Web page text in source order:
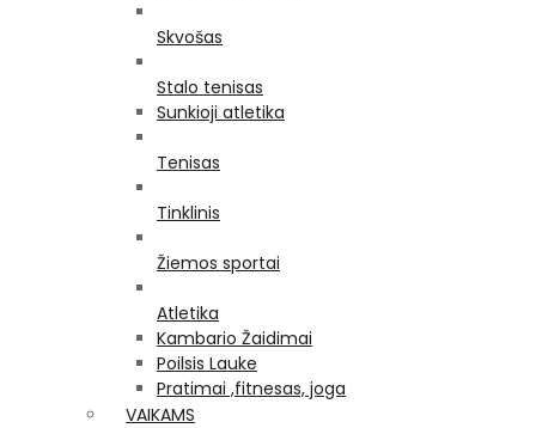
Skvošas
Stalo tenisas
Sunkioji atletika
Tenisas
Tinklinis
Žiemos sportai
Atletika
Kambario Žaidimai
Poilsis Lauke
Pratimai ,fitnesas, joga
VAIKAMS